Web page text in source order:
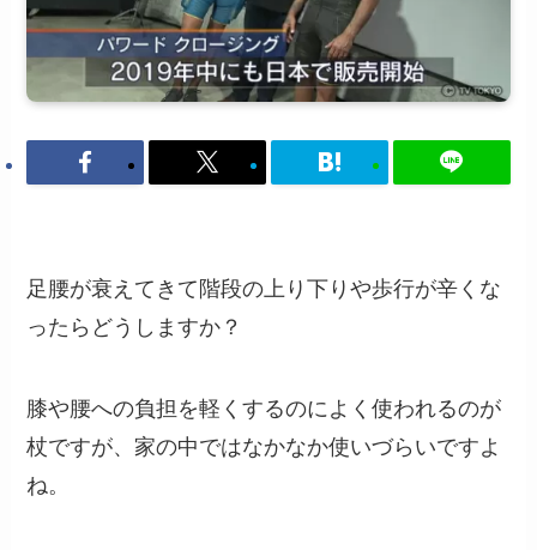
足腰が衰えてきて階段の上り下りや歩行が辛くな
ったらどうしますか？
膝や腰への負担を軽くするのによく使われるのが
杖ですが、家の中ではなかなか使いづらいですよ
ね。